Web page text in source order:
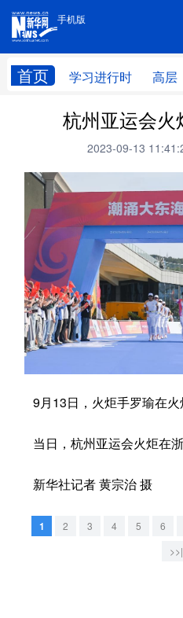
手机版
首页 学习进行时 高层
手机版
网站
学习进行时 高层
财经
台湾
科技 科创
文化 书画
访谈 视频
法律 中央文件
食品
彩票 娱乐
公益 一带一路
文化产业
杭州亚运会火
2023-09-13
9月13日，火炬手罗瑜在火
当日，杭州亚运会火炬在浙
新华社记者 黄宗治 摄
1 2 3 4 5 6
>>|